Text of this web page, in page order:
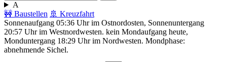
A
🚧 Baustellen 🚢 Kreuzfahrt
Sonnenaufgang 05:36 Uhr im Ostnordosten, Sonnenuntergang
20:57 Uhr im Westnordwesten. kein Mondaufgang heute,
Monduntergang 18:29 Uhr im Nordwesten. Mondphase:
abnehmende Sichel.